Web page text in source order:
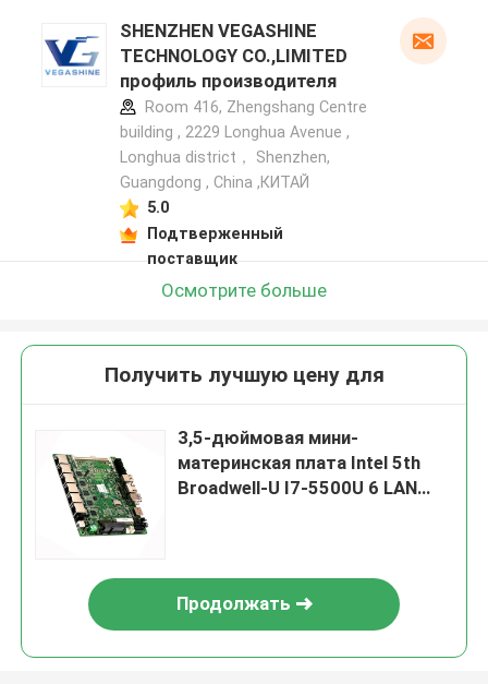
SHENZHEN VEGASHINE
TECHNOLOGY CO.,LIMITED
профиль производителя
Room 416, Zhengshang Centre
building , 2229 Longhua Avenue ,
Longhua district， Shenzhen,
Guangdong , China ,КИТАЙ
5.0
Подтверженный
поставщик
Осмотрите больше
Получить лучшую цену для
3,5-дюймовая мини-
материнская плата Intel 5th
Broadwell-U I7-5500U 6 LAN
Продолжать